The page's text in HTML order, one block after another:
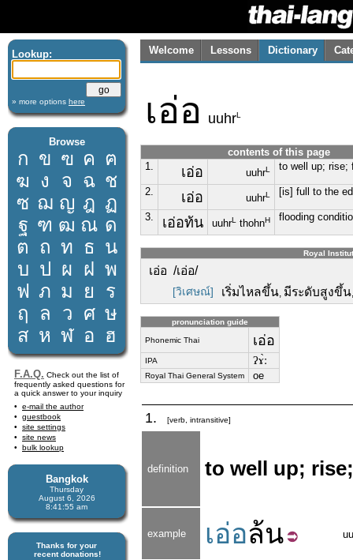
Lookup:
» more options here
Browse
ก ข ฃ ค ฅ
ฆ ง จ ฉ ช
ซ ฌ ญ ฎ ฏ
ฐ ฑ ฒ ณ ด
ต ถ ท ธ น
บ ป ผ ฝ พ
ฟ ภ ม ย
ร
ฤ
ล ว ศ ษ
ส ห ฬ อ ฮ
F.A.Q. Check out the list of
frequently asked questions for
a quick answer to your inquiry
e-mail the author
guestbook
site settings
site news
bulk lookup
Bangkok
Thursday
August 6, 2026
8:41:55 am
Thanks for your
recent donations!
Welcome Lessons Dictionary
เอ่อ uuhrL
contents of this page
1.
เอ่อ uuhrL to well up; rise;
2. เอ่อ uuhrL [is] full to the
3. เอ่อท้น uuhrL thohnH flooding
Royal
เอ่อ /เอ่อ/
[วิเศษณ์] เริ่มไหลขึ้น, มีระดับสูงขึ้น
pronunciation guide
Phonemic Thai เอ่อ
IPA ʔɤ̀ː
Royal Thai General System oe
1. [verb, intransitive]
definition to well up;
example เอ่อล้น